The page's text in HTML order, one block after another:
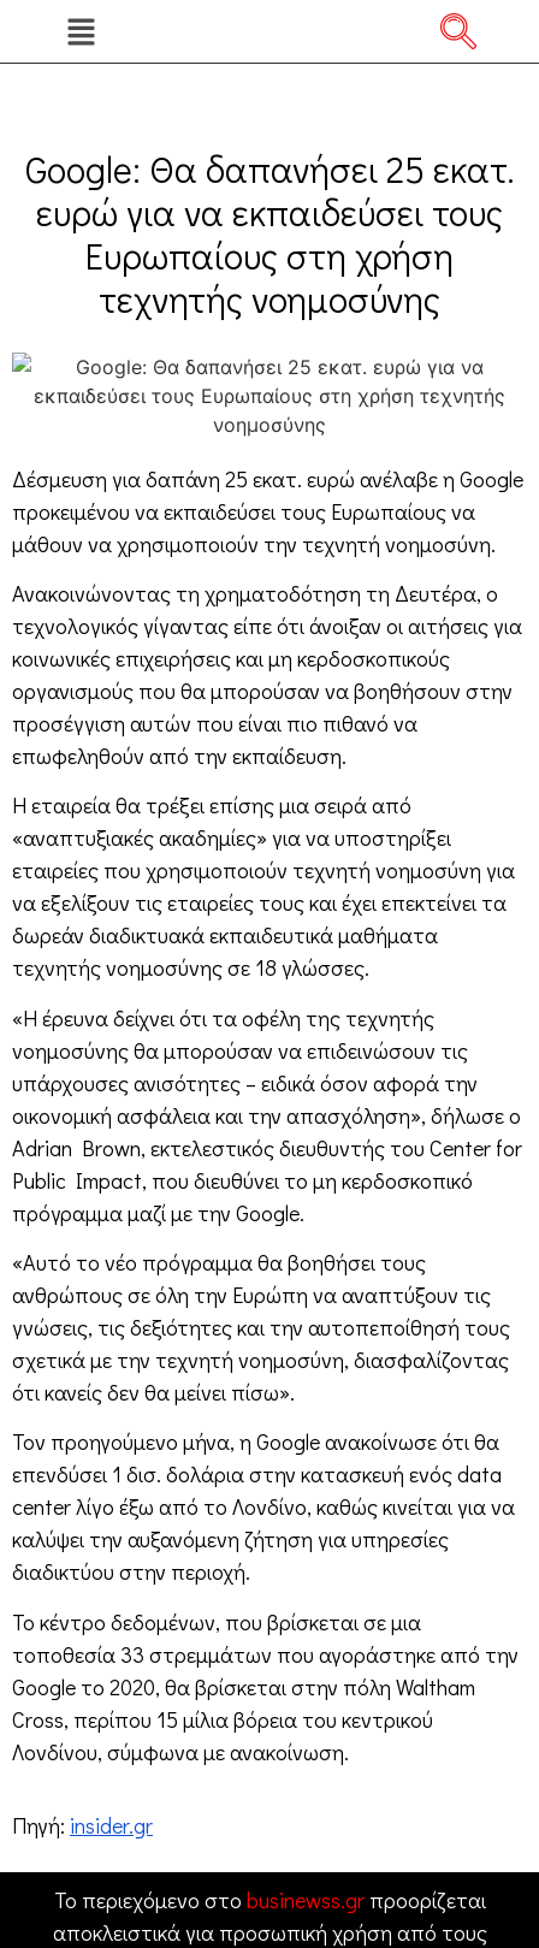
Google: Θα δαπανήσει 25 εκατ.
ευρώ για να εκπαιδεύσει τους
Ευρωπαίους στη χρήση
τεχνητής νοημοσύνης
Δέσμευση για δαπάνη 25 εκατ. ευρώ ανέλαβε η Google
προκειμένου να εκπαιδεύσει τους Ευρωπαίους να
μάθουν να χρησιμοποιούν την τεχνητή νοημοσύνη.
Ανακοινώνοντας τη χρηματοδότηση τη Δευτέρα, ο
τεχνολογικός γίγαντας είπε ότι άνοιξαν οι αιτήσεις για
κοινωνικές επιχειρήσεις και μη κερδοσκοπικούς
οργανισμούς που θα μπορούσαν να βοηθήσουν στην
προσέγγιση αυτών που είναι πιο πιθανό να
επωφεληθούν από την εκπαίδευση.
Η εταιρεία θα τρέξει επίσης μια σειρά από
«αναπτυξιακές ακαδημίες» για να υποστηρίξει
εταιρείες που χρησιμοποιούν τεχνητή νοημοσύνη για
να εξελίξουν τις εταιρείες τους και έχει επεκτείνει τα
δωρεάν διαδικτυακά εκπαιδευτικά μαθήματα
τεχνητής νοημοσύνης σε 18 γλώσσες.
«Η έρευνα δείχνει ότι τα οφέλη της τεχνητής
νοημοσύνης θα μπορούσαν να επιδεινώσουν τις
υπάρχουσες ανισότητες – ειδικά όσον αφορά την
οικονομική ασφάλεια και την απασχόληση», δήλωσε ο
Adrian Brown, εκτελεστικός διευθυντής του Center for
Public Impact, που διευθύνει το μη κερδοσκοπικό
πρόγραμμα μαζί με την Google.
«Αυτό το νέο πρόγραμμα θα βοηθήσει τους
ανθρώπους σε όλη την Ευρώπη να αναπτύξουν τις
γνώσεις, τις δεξιότητες και την αυτοπεποίθησή τους
σχετικά με την τεχνητή νοημοσύνη, διασφαλίζοντας
ότι κανείς δεν θα μείνει πίσω».
Τον προηγούμενο μήνα, η Google ανακοίνωσε ότι θα
επενδύσει 1 δισ. δολάρια στην κατασκευή ενός data
center λίγο έξω από το Λονδίνο, καθώς κινείται για να
καλύψει την αυξανόμενη ζήτηση για υπηρεσίες
διαδικτύου στην περιοχή.
Το κέντρο δεδομένων, που βρίσκεται σε μια
τοποθεσία 33 στρεμμάτων που αγοράστηκε από την
Google το 2020, θα βρίσκεται στην πόλη Waltham
Cross, περίπου 15 μίλια βόρεια του κεντρικού
Λονδίνου, σύμφωνα με ανακοίνωση.
Πηγή: insider.gr
Το περιεχόμενο στο businewss.grπροορίζεται
αποκλειστικά για προσωπική χρήση από τους